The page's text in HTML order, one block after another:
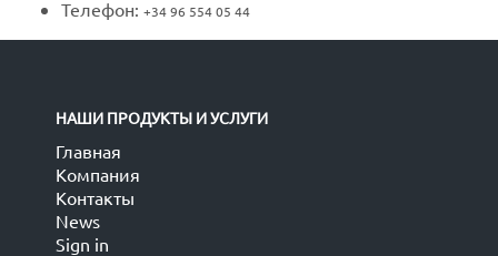
Телефон: +34 96 554 05 44
НАШИ ПРОДУКТЫ И УСЛУГИ
Главная
Компания
Контакты
News
Sign in